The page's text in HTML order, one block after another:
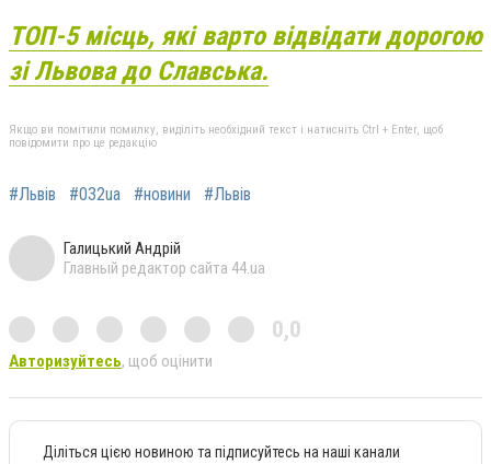
ТОП-5 місць, які варто відвідати дорогою
зі Львова до Славська.
Якщо ви помітили помилку, виділіть необхідний текст і натисніть Ctrl + Enter, щоб
повідомити про це редакцію
#Львів #032ua #новини #Львів
Галицький Андрій
Главный редактор сайта 44.ua
0,0
Авторизуйтесь, щоб оцінити
Діліться цією новиною та підписуйтесь на наші канали